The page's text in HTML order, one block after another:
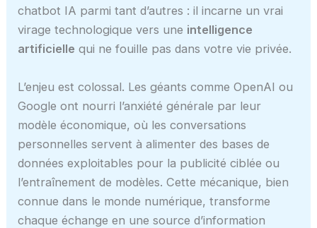
chatbot IA parmi tant d’autres : il incarne un vrai
virage technologique vers une intelligence
artificielle qui ne fouille pas dans votre vie privée.
L’enjeu est colossal. Les géants comme OpenAI ou
Google ont nourri l’anxiété générale par leur
modèle économique, où les conversations
personnelles servent à alimenter des bases de
données exploitables pour la publicité ciblée ou
l’entraînement de modèles. Cette mécanique, bien
connue dans le monde numérique, transforme
chaque échange en une source d’information